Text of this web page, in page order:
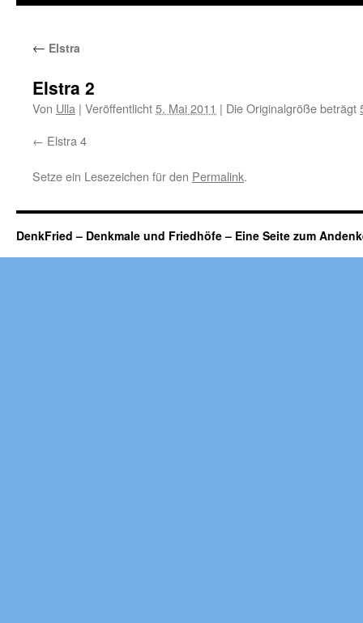
← Elstra
Elstra 2
Von Ulla | Veröffentlicht5. Mai 2011 | Die Originalgröße beträgt
Elstra 4
Setze ein Lesezeichen für den Permalink.
DenkFried – Denkmale und Friedhöfe – Eine Seite zum